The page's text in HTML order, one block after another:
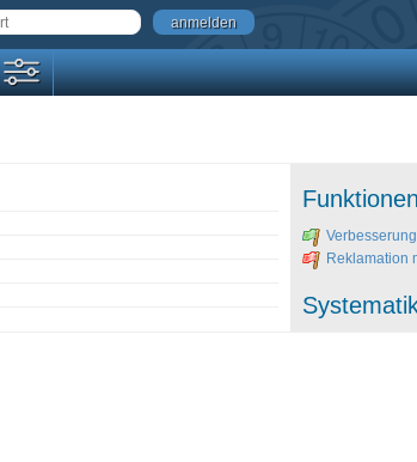
anmelden
Funktionen
Reklamation